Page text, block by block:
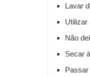
Lavar
Utilizar
Não
Secar